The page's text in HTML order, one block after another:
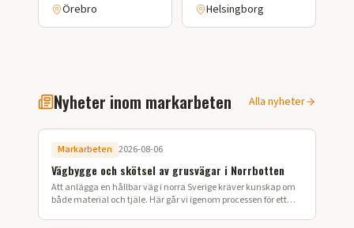
Örebro Helsingborg
Nyheter inom markarbeten Alla nyheter
Markarbeten 2026-08-06
Vägbygge och skötsel av grusvägar i Norrbotten
Att anlägga en hållbar väg i norra Sverige kräver kunskap om
både material och tjäle. Här går vi igenom processen för ett